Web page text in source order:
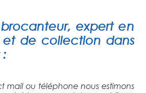
expert en
et de collection dans
mail ou téléphone nous estimons